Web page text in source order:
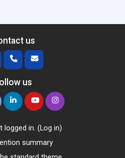
us
us
logged in. (Log in)
summary